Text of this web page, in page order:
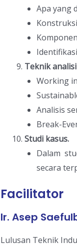
Apa yang
Teknik
Working
Analisis
Break-
Studikasus.
Dalam
secara
Facilitator
Ir. Asep
Lulusan Teknik